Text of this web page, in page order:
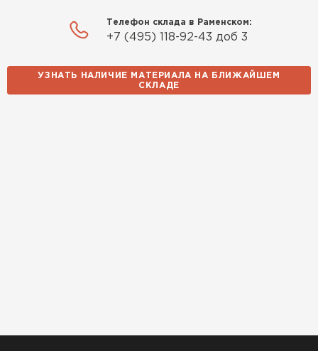
Телефон склада в Раменском:
+7 (495) 118-92-43 доб 3
УЗНАТЬ НАЛИЧИЕ МАТЕРИАЛА НА БЛИЖАЙШЕМ
СКЛАДЕ